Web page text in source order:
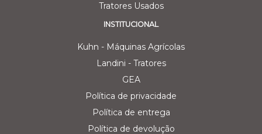
Tratores Usados
INSTITUCIONAL
Kuhn - Máquinas Agrícolas
Landini - Tratores
GEA
Política de privacidade
Política de entrega
Política de devolução